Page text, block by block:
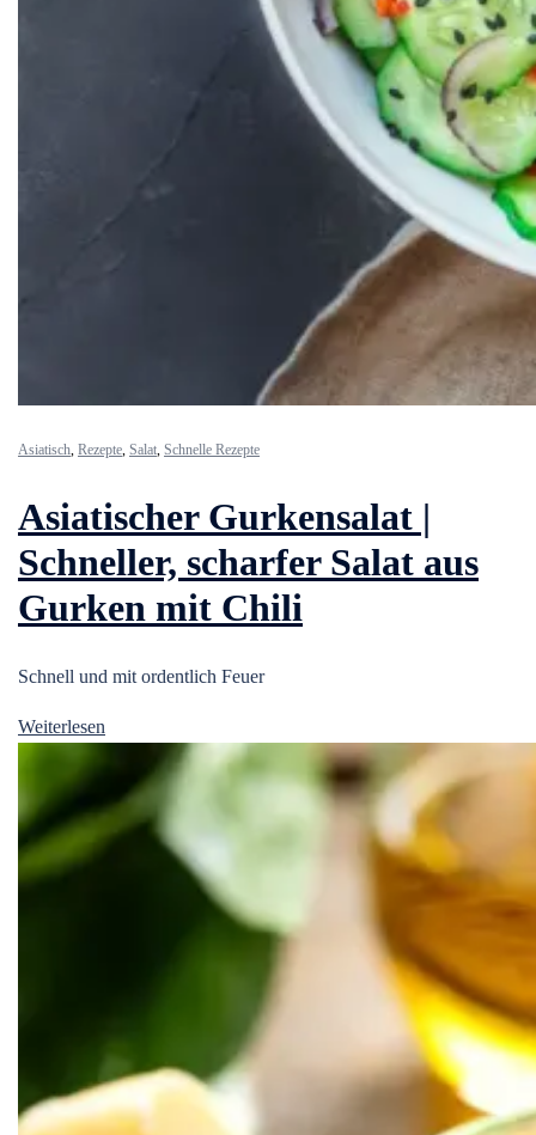
Asiatisch, Rezepte, Salat, Schnelle Rezepte
Asiatischer Gurkensalat |
Schneller, scharfer Salat aus
Gurken mit Chili
Schnell und mit ordentlich Feuer
Weiterlesen